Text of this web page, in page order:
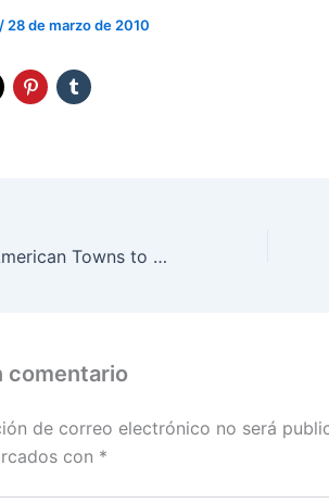
/ 28 de marzo de 2010
The 50 Best American Towns to Visit in the Fall
comentario
de correo electrónico no será
con *